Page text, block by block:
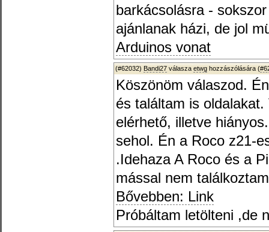
barkácsolásra -
ajánlanak házi, de jol
Arduinos vonat
(#62032) Bandi27 válasza etwg hozzászólására (
Köszönöm válaszod.
és találtam is
elérhető, illetve
sehol. Én a Roco z21-
.Idehaza A Roco és a
mással nem
Bővebben: Link
Próbáltam letölteni ,de